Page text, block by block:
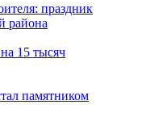
праздник
района
15 тысяч
памятником